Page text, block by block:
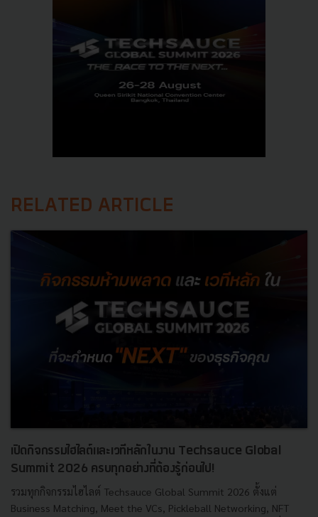
RELATED ARTICLE
เปิดกิจกรรมไฮไลต์และเวทีหลักในงาน Techsauce Global
Summit 2026 ครบทุกอย่างที่ต้องรู้ก่อนไป!
รวมทุกกิจกรรมไฮไลต์ Techsauce Global Summit 2026 ตั้งแต่
Business Matching, Meet the VCs, Pickleball Networking, NFT